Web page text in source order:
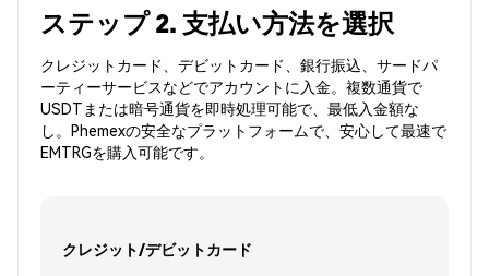
ステップ 2. 支払い方法を選択
クレジットカード、デビットカード、銀行振込、サードパ
ーティーサービスなどでアカウントに入金。複数通貨で
USDTまたは暗号通貨を即時処理可能で、最低入金額な
し。Phemexの安全なプラットフォームで、安心して最速で
EMTRGを購入可能です。
クレジット/デビットカード